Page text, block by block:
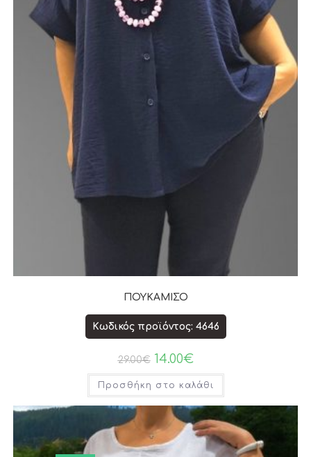
ΠΟΥΚΑΜΙΣΟ
Κωδικός προϊόντος: 4646
29.00€ 14.00€
Προσθήκη στο καλάθι